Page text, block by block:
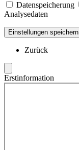
Datenspeicherung
Analysedaten
Einstellungen speichern
Zurück
Erstinformation